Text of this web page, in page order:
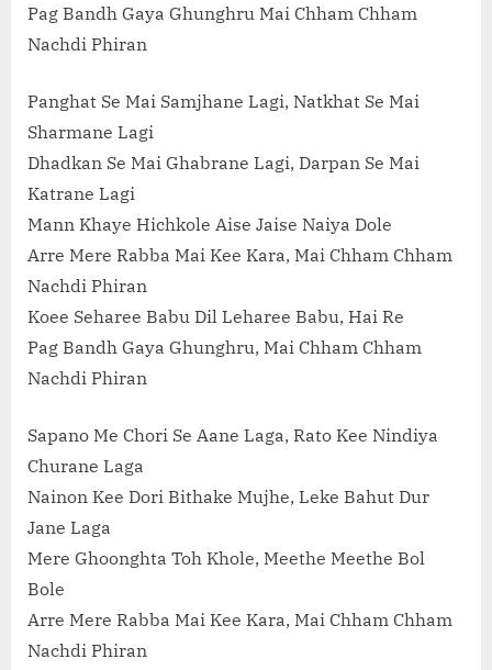
Pag Bandh Gaya Ghunghru Mai Chham Chham
Nachdi Phiran
Panghat Se Mai Samjhane Lagi, Natkhat Se Mai
Sharmane Lagi
Dhadkan Se Mai Ghabrane Lagi, Darpan Se Mai
Katrane Lagi
Mann Khaye Hichkole Aise Jaise Naiya Dole
Arre Mere Rabba Mai Kee Kara, Mai Chham Chham
Nachdi Phiran
Koee Seharee Babu Dil Leharee Babu, Hai Re
Pag Bandh Gaya Ghunghru, Mai Chham Chham
Nachdi Phiran
Sapano Me Chori Se Aane Laga, Rato Kee Nindiya
Churane Laga
Nainon Kee Dori Bithake Mujhe, Leke Bahut Dur
Jane Laga
Mere Ghoonghta Toh Khole, Meethe Meethe Bol
Bole
Arre Mere Rabba Mai Kee Kara, Mai Chham Chham
Nachdi Phiran